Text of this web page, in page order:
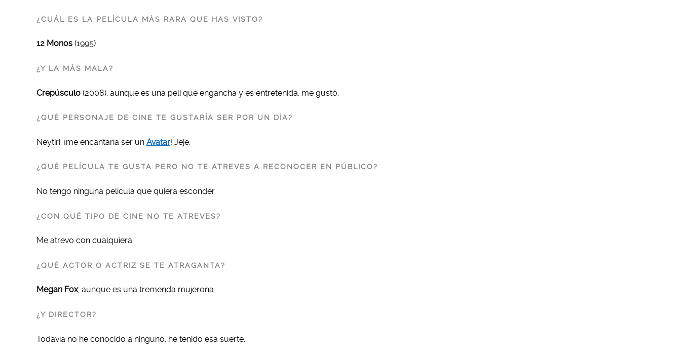
¿CUÁL ES LA PELÍCULA MÁS RARA QUE HAS VISTO?
12 Monos (1995)
¿Y LA MÁS MALA?
Crepúsculo (2008), aunque es una peli que engancha y es entretenida, me gustó.
¿QUÉ PERSONAJE DE CINE TE GUSTARÍA SER POR UN DÍA?
Neytiri, ¡me encantaría ser un Avatar! Jeje.
¿QUÉ PELÍCULA TE GUSTA PERO NO TE ATREVES A RECONOCER EN PÚBLICO?
No tengo ninguna película que quiera esconder.
¿CON QUÉ TIPO DE CINE NO TE ATREVES?
Me atrevo con cualquiera.
¿QUÉ ACTOR O ACTRIZ SE TE ATRAGANTA?
Megan Fox, aunque es una tremenda mujerona.
¿Y DIRECTOR?
Todavía no he conocido a ninguno, he tenido esa suerte.